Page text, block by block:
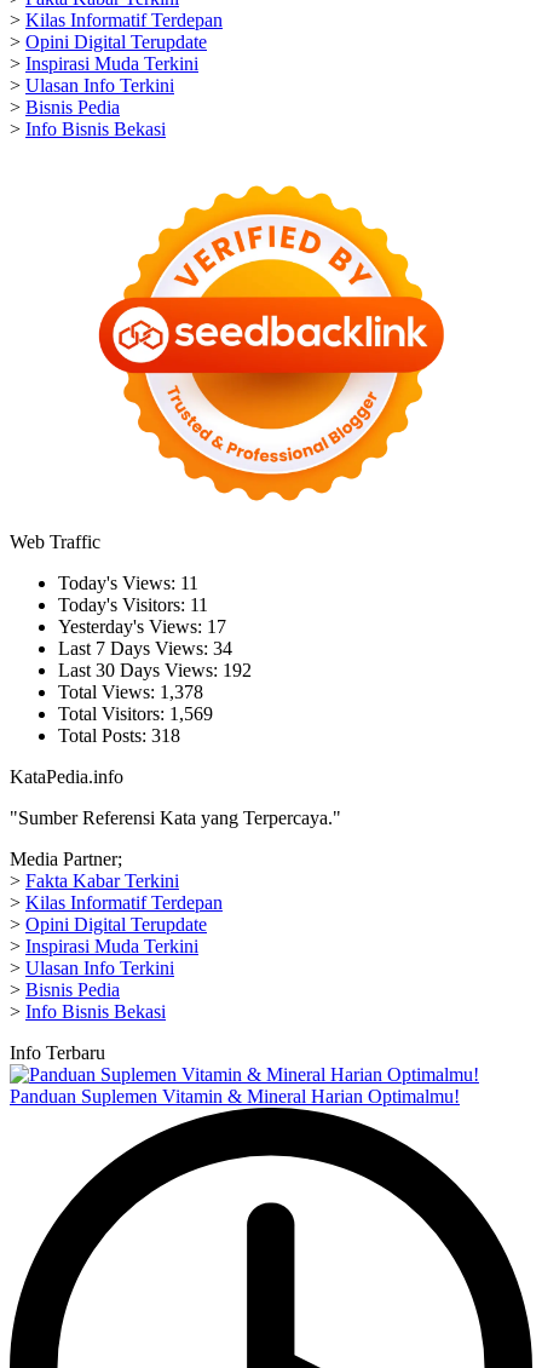
> Kilas Informatif Terdepan
> Opini Digital Terupdate
> Inspirasi Muda Terkini
> Ulasan Info Terkini
> Bisnis Pedia
> Info Bisnis Bekasi
Web Traffic
Today's Views: 11
Today's Visitors: 11
Yesterday's Views: 17
Last 7 Days Views: 34
Last 30 Days Views: 192
Total Views: 1,378
Total Visitors: 1,569
Total Posts: 318
KataPedia.info
"Sumber Referensi Kata yang Terpercaya."
Media Partner;
> Fakta Kabar Terkini
> Kilas Informatif Terdepan
> Opini Digital Terupdate
> Inspirasi Muda Terkini
> Ulasan Info Terkini
> Bisnis Pedia
> Info Bisnis Bekasi
Info Terbaru
Panduan Suplemen Vitamin & Mineral Harian Optimalmu!